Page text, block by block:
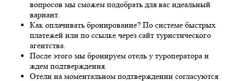
вопросов мы сможем подобрать для вас идеальный
вариант.
Как оплачивать бронирование? По системе быстрых
платежей или по ссылке через сайт туристического
агентства.
После этого мы бронируем отель у туроператора и
ждем подтверждения.
Отели на моментальном подтверждении согласуются